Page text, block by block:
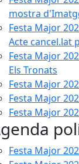
mostra
Festa Major
Acte cancel.lat
Festa Major
Els Tronats
Festa Major
Festa Major
Festa Major
Festa Major